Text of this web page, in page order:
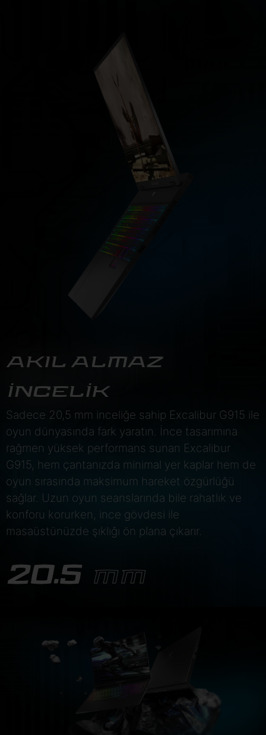
AKIL ALMAZ
İNCELİK
Sadece 20,5 mm inceliğe sahip Excalibur G915 ile
oyun dünyasında fark yaratın. İnce tasarımına
rağmen yüksek performans sunan Excalibur
G915, hem çantanızda minimal yer kaplar hem de
oyun sırasında maksimum hareket özgürlüğü
sağlar. Uzun oyun seanslarında bile rahatlık ve
konforu korurken, ince gövdesi ile
masaüstünüzde şıklığı ön plana çıkarır.
20.5 MM